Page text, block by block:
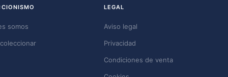
somos
LEGAL
Aviso legal
Privacidad
Condiciones de venta